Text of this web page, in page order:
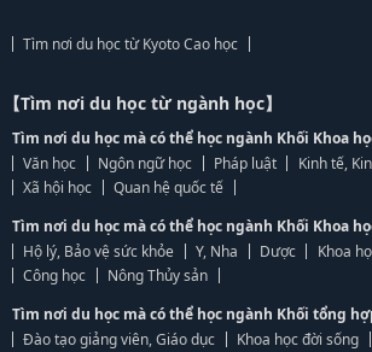
Tìm nơi du học từ Kyoto Cao học
【Tìm nơi du học từ ngành học】
Tìm nơi du học mà có thể học ngành Khối Khoa
Văn học
Ngôn ngữ học Pháp luật
Kinh tế,
Xã hội học
Quan hệ quốc tế
Tìm nơi du học mà có thể học ngành Khối Khoa
Hộ lý, Bảo vệ sức khỏe
Y, Nha Dược
Khoa
Công học
Nông Thủy sản
Tìm nơi du học mà có thể học ngành Khối tổng
Đào tạo giảng viên, Giáo dục
Khoa học đời sống